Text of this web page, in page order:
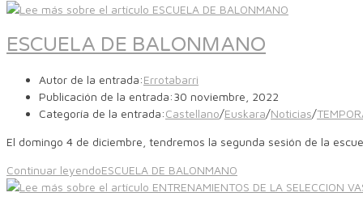
ESCUELA DE BALONMANO
Autor de la entrada:Errotabarri
Publicación de la entrada:30 noviembre, 2022
Categoría de la entrada:Castellano/Euskara/Noticias/
El domingo 4 de diciembre, tendremos la segunda sesión de la
Continuar leyendoESCUELA DE BALONMANO